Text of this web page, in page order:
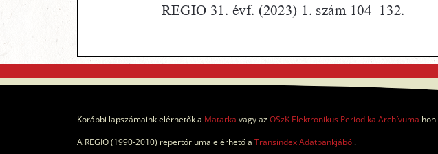
Korábbi lapszámaink elérhetők a Matarka vagy azOSzK Elektronikus Periodika Archívuma
A REGIO (1990-2010) repertóriuma elérhető a Transindex Adatbankjából.